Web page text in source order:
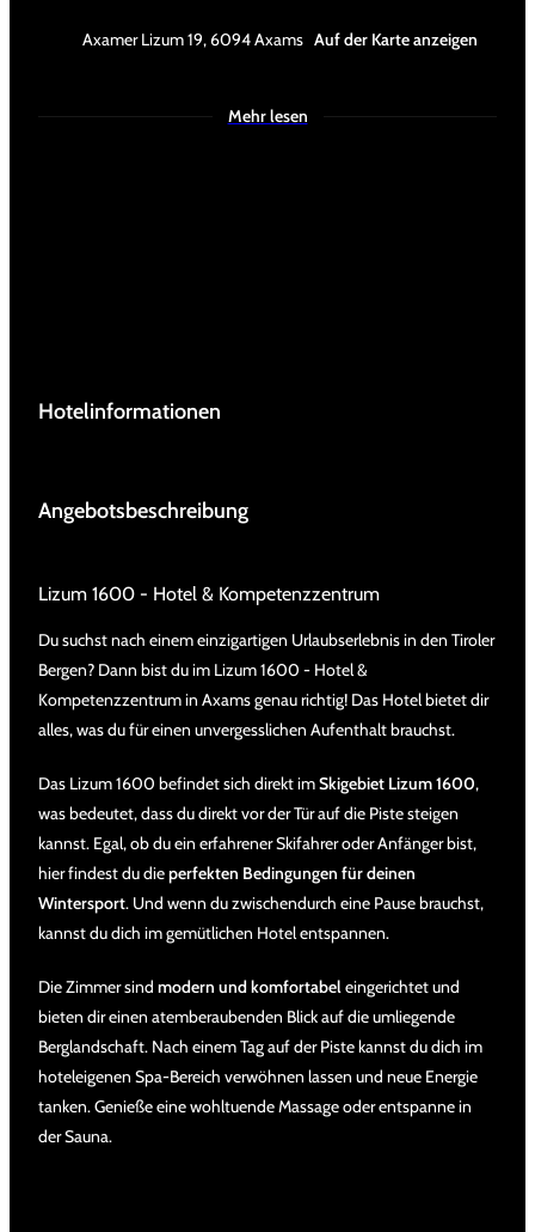
Axamer Lizum 19,6094Axams Auf der Karte anzeigen
Mehr lesen
Hotelinformationen
Angebotsbeschreibung
Lizum 1600 - Hotel & Kompetenzzentrum
Du suchst nach einem einzigartigen Urlaubserlebnis in den Tiroler
Bergen? Dann bist du im Lizum 1600 - Hotel &
Kompetenzzentrum in Axams genau richtig! Das Hotel bietet dir
alles, was du für einen unvergesslichen Aufenthalt brauchst.
Das Lizum 1600 befindet sich direkt imSkigebiet Lizum 1600,
was bedeutet, dass du direkt vor der Tür auf die Piste steigen
kannst. Egal, ob du ein erfahrener Skifahrer oder Anfänger bist,
hier findest du dieperfekten Bedingungen für deinen
Wintersport. Und wenn du zwischendurch eine Pause brauchst,
kannst du dich im gemütlichen Hotel entspannen.
Die Zimmer sind modern und komfortabel eingerichtet und
bieten dir einen atemberaubenden Blick auf die umliegende
Berglandschaft. Nach einem Tag auf der Piste kannst du dich im
hoteleigenen Spa-Bereich verwöhnen lassen und neue Energie
tanken. Genieße eine wohltuende Massage oder entspanne in
der Sauna.